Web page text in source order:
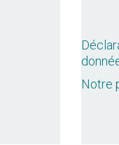
Notre